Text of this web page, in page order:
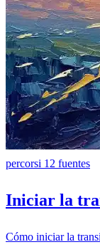
percorsi 12 fuentes
Iniciar la
Cómo iniciar la